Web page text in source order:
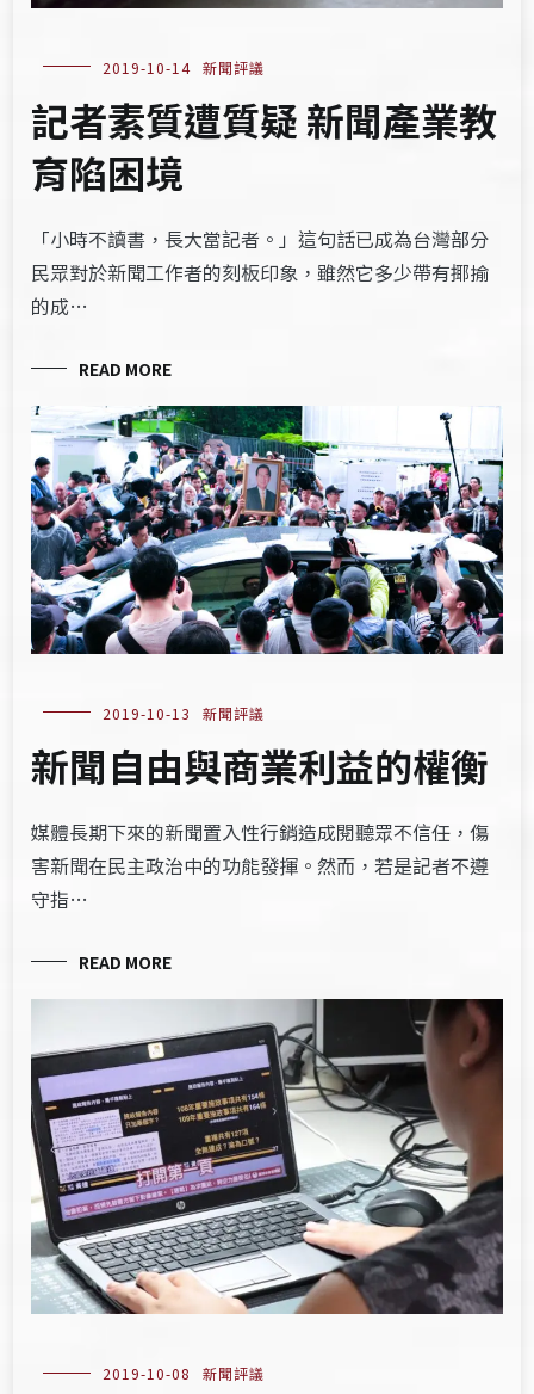
2019-10-14 新聞評議
記者素質遭質疑 新聞產業教
育陷困境
「小時不讀書，長大當記者。」這句話已成為台灣部分
民眾對於新聞工作者的刻板印象，雖然它多少帶有揶揄
的成…
READ MORE
2019-10-13 新聞評議
新聞自由與商業利益的權衡
媒體長期下來的新聞置入性行銷造成閱聽眾不信任，傷
害新聞在民主政治中的功能發揮。然而，若是記者不遵
守指…
READ MORE
2019-10-08 新聞評議